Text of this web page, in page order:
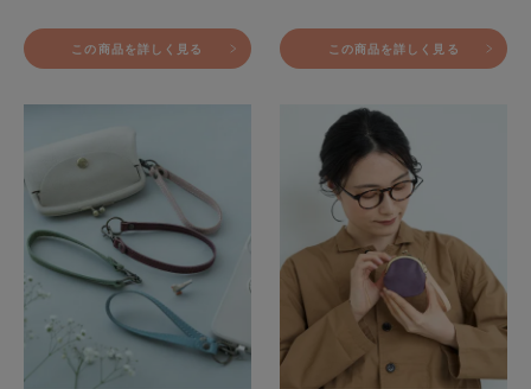
この商品を詳しく見る この商品を詳しく見る